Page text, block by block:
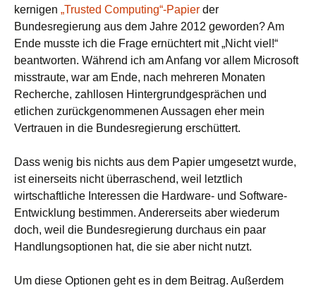
kernigen „Trusted Computing“-Papier der
Bundesregierung aus dem Jahre 2012 geworden? Am
Ende musste ich die Frage ernüchtert mit „Nicht viel!“
beantworten. Während ich am Anfang vor allem Microsoft
misstraute, war am Ende, nach mehreren Monaten
Recherche, zahllosen Hintergrundgesprächen und
etlichen zurückgenommenen Aussagen eher mein
Vertrauen in die Bundesregierung erschüttert.
Dass wenig bis nichts aus dem Papier umgesetzt wurde,
ist einerseits nicht überraschend, weil letztlich
wirtschaftliche Interessen die Hardware- und Software-
Entwicklung bestimmen. Andererseits aber wiederum
doch, weil die Bundesregierung durchaus ein paar
Handlungsoptionen hat, die sie aber nicht nutzt.
Um diese Optionen geht es in dem Beitrag. Außerdem